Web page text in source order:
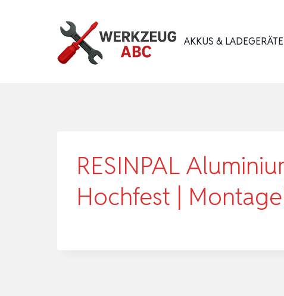
AKKUS & LADEGERÄTE
RESINPAL
Hochfest |